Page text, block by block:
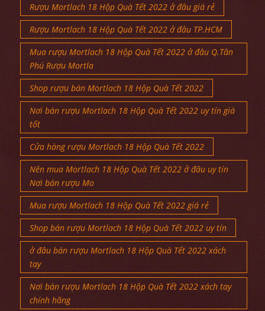
Rượu Mortlach 18 Hộp Quà Tết 2022 ở đâu giá rẻ
Rượu Mortlach 18 Hộp Quà Tết 2022 ở đâu TP.HCM
Mua rượu Mortlach 18 Hộp Quà Tết 2022 ở đâu Q.Tân
Phú Rượu Mortla
Shop rượu bán Mortlach 18 Hộp Quà Tết 2022
Nơi bán rượu Mortlach 18 Hộp Quà Tết 2022 uy tín giá
tốt
Cửa hàng rượu Mortlach 18 Hộp Quà Tết 2022
Nên mua Mortlach 18 Hộp Quà Tết 2022 ở đâu uy tín
Nơi bán rượu Mo
Mua rượu Mortlach 18 Hộp Quà Tết 2022 giá rẻ
Shop bán rượu Mortlach 18 Hộp Quà Tết 2022 uy tín
ở đâu bán rượu Mortlach 18 Hộp Quà Tết 2022 xách
tay
Nơi bán rượu Mortlach 18 Hộp Quà Tết 2022 xách tay
chính hãng